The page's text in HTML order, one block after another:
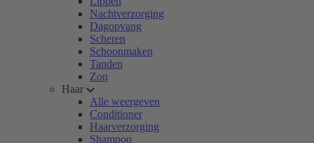
Nachtverzorging
Dagopvang
Scheren
Schoonmaken
Tanden
Zon
Haar
Alle weergeven
Conditioner
Haarverzorging
Shampoo